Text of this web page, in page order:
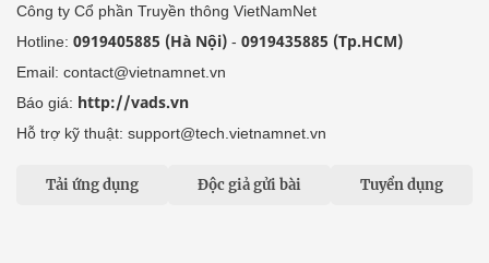
Công ty Cổ phần Truyền thông VietNamNet
Hotline: 0919405885 (Hà Nội) - 0919435885 (Tp.HCM)
Email: contact@vietnamnet.vn
Báo giá: http://vads.vn
Hỗ trợ kỹ thuật: support@tech.vietnamnet.vn
Tải ứng dụng Độc giả gửi bài Tuyển dụng